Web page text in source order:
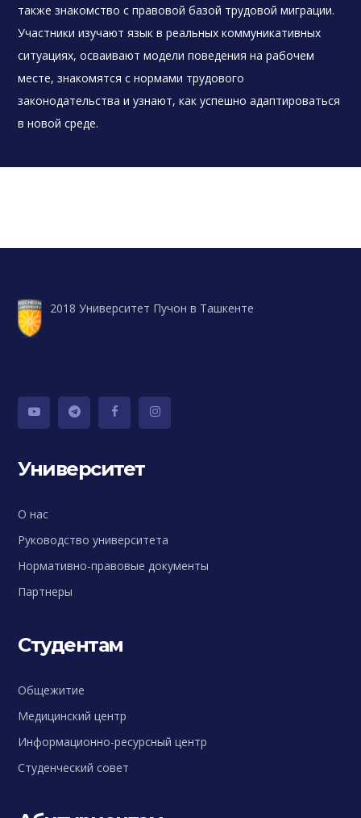
также знакомство с правовой базой трудовой миграции.
Участники изучают язык в реальных коммуникативных
ситуациях, осваивают модели поведения на рабочем
месте, знакомятся с нормами трудового
законодательства и узнают, как успешно адаптироваться
в новой среде.
2018 Университет Пучон в Ташкенте
Университет
О нас
Руководство университета
Нормативно-правовые документы
Партнеры
Студентам
Общежитие
Медицинский центр
Информационно-ресурсный центр
Студенческий совет